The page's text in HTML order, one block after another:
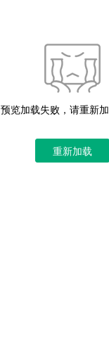
预览加载失败，请重新
重新加载